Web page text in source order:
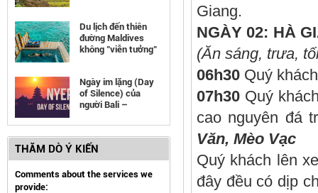
Du lịch đến thiên
đường Maldives
không "viễn tưởng"
Ngày im lặng (Day
of Silence) của
người Bali –
THĂM DÒ Ý KIẾN
Comments about the services we
provide:
Giang.
NGÀY 02: HÀ
(Ăn sáng, trưa,
06h30 Quý
07h30 Quý
cao nguyên đá
Văn, Mèo Vạc
Quý khách lên
đây đều có dịp